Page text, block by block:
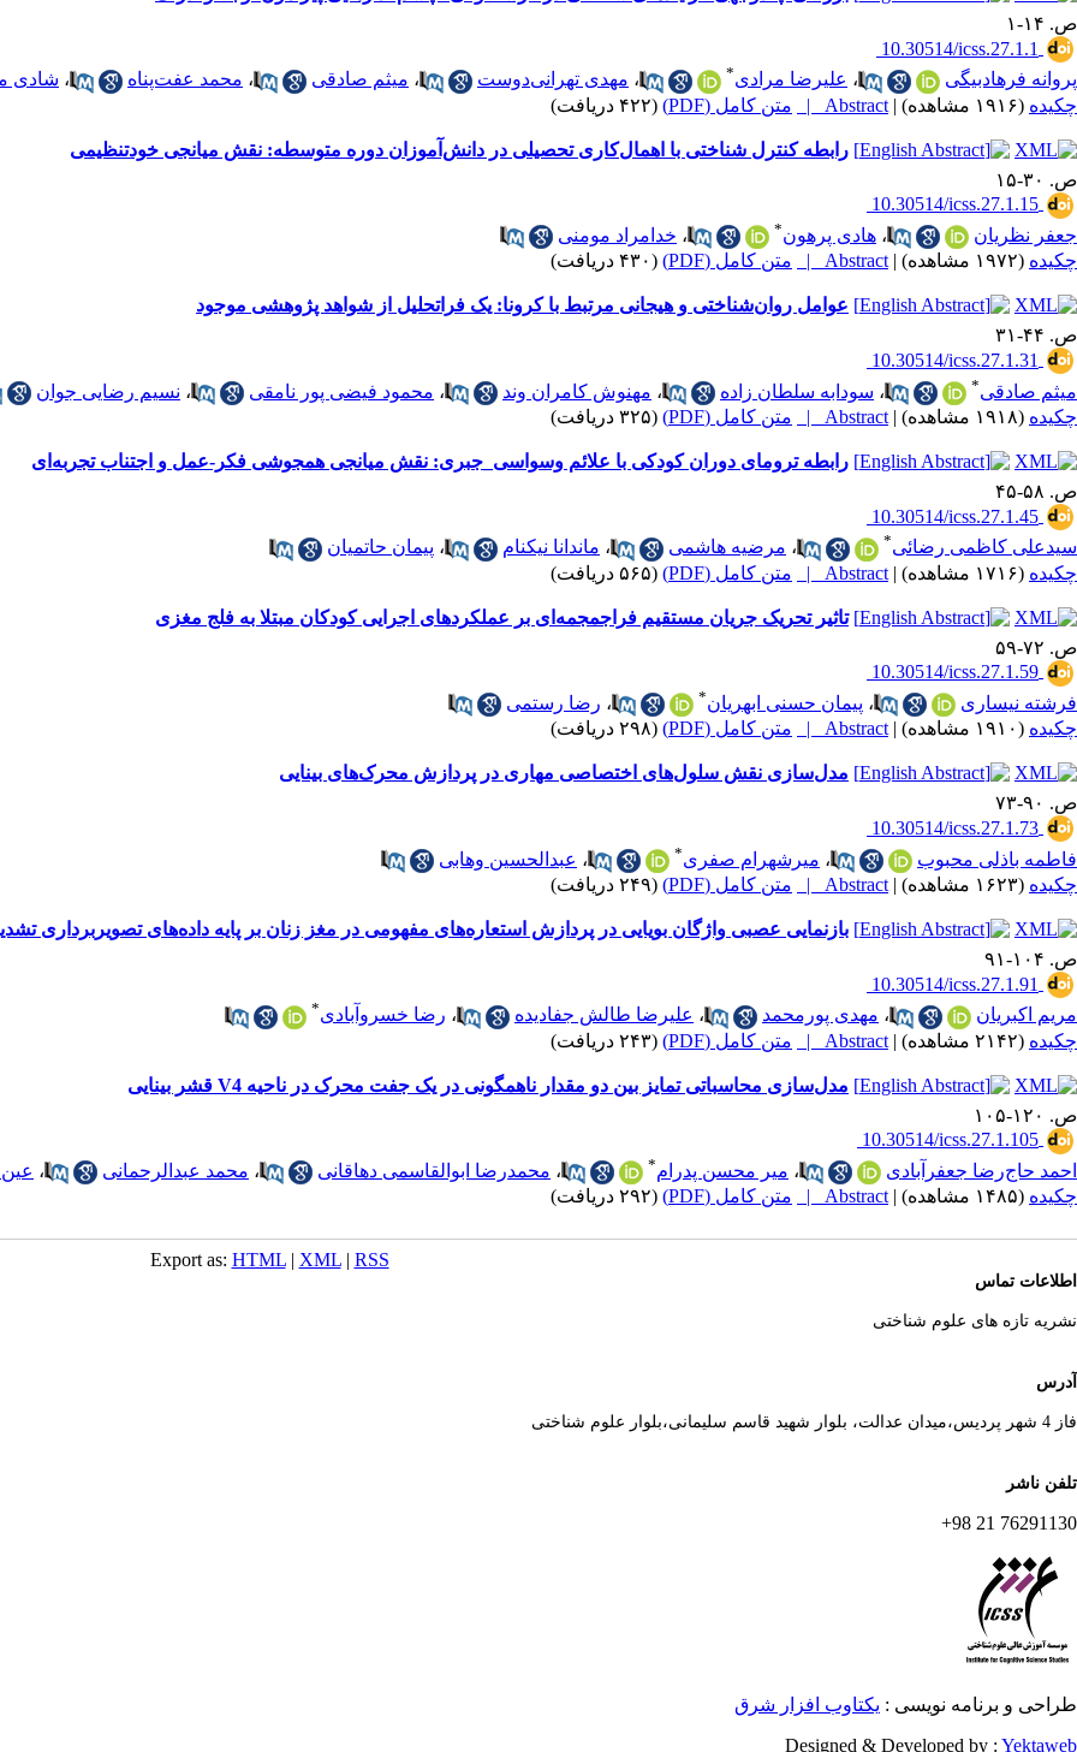
ص. ۱۴-۱
‎ 10.30514/icss.27.1.1
پروانه فرهادبیگی
، علیرضا مرادی* ، مهدی تهرانی‌دوست ، میثم صادقی ، محمد عفت‌پناه ، شادی
چکیده (۱۹۱۶ مشاهده) |
Abstract | متن کامل (PDF) (۴۲۲ دریافت)
رابطه کنترل شناختی با اهمال‌کاری تحصیلی در دانش‌آموزان دوره متوسطه: نقش میانجی خودتنظیمی
ص. ۳۰-۱۵
‎ 10.30514/icss.27.1.15
جعفر نظریان
، هادی پرهون* ، خدامراد مومنی
چکیده (۱۹۷۲ مشاهده) |
Abstract | متن کامل (PDF) (۴۳۰ دریافت)
عوامل روان‌شناختی و هیجانی مرتبط با کرونا: یک فراتحلیل از شواهد پژوهشی موجود
ص. ۴۴-۳۱
‎ 10.30514/icss.27.1.31
میثم صادقی* ، سودابه سلطان زاده ، مهنوش کامران وند ، محمود فیضی پور نامقی ، نسیم رضایی جوان
چکیده (۱۹۱۸ مشاهده) |
Abstract | متن کامل (PDF) (۳۲۵ دریافت)
رابطه ترومای دوران کودکی با علائم وسواسی_جبری: نقش میانجی همجوشی فکر-عمل و اجتناب تجربه‌ای
ص. ۵۸-۴۵
‎ 10.30514/icss.27.1.45
سیدعلی کاظمی رضائی* ، مرضیه هاشمی ، ماندانا نیکنام ، پیمان حاتمیان
چکیده (۱۷۱۶ مشاهده) |
Abstract | متن کامل (PDF) (۵۶۵ دریافت)
تاثیر تحریک جریان مستقیم فراجمجمه‌ای بر عملکردهای اجرایی کودکان مبتلا به فلج مغزی
ص. ۷۲-۵۹
‎ 10.30514/icss.27.1.59
فرشته نیساری
، پیمان حسنی ابهریان* ، رضا رستمی
چکیده (۱۹۱۰ مشاهده) |
Abstract | متن کامل (PDF) (۲۹۸ دریافت)
مدل‌سازی نقش سلول‌های اختصاصی مهاری در پردازش محرک‌های بینایی
ص. ۹۰-۷۳
‎ 10.30514/icss.27.1.73
فاطمه باذلی محبوب
، میرشهرام صفری* ، عبدالحسین وهابی
چکیده (۱۶۲۳ مشاهده) |
Abstract | متن کامل (PDF) (۲۴۹ دریافت)
بازنمایی عصبی واژگان بویایی در پردازش استعاره‌های مفهومی در مغز زنان بر پایه داده‌های تصویربرداری
ص. ۱۰۴-۹۱
‎ 10.30514/icss.27.1.91
مریم اکبریان
، مهدی پورمحمد ، علیرضا طالش جفادیده ، رضا خسروآبادی*
چکیده (۲۱۴۲ مشاهده) |
Abstract | متن کامل (PDF) (۲۴۳ دریافت)
مدل‌سازی محاسباتی تمایز بین دو مقدار ناهمگونی در یک جفت محرک در ناحیه V4 قشر بینایی
ص. ۱۲۰-۱۰۵
‎ 10.30514/icss.27.1.105
احمد حاج‌رضا جعفرآبادی
، میر محسن پدرام* ، محمدرضا ابوالقاسمی دهاقانی ، محمد عبدالرحمانی ، عین
چکیده (۱۴۸۵ مشاهده) |
Abstract | متن کامل (PDF) (۲۹۲ دریافت)
Export as: HTML| XML| RSS
اطلاعات تماس
نشریه تازه های علوم شناختی
آدرس
فاز 4 شهر پردیس،میدان عدالت، بلوار شهید قاسم سلیمانی،بلوار علوم شناختی
تلفن ناشر
76291130 21 98+
طراحی و برنامه نویسی : یکتاوب افزار شرق
Designed & Developed by : Yektaweb